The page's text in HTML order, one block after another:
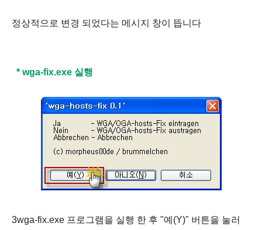
정상적으로 변경 되었다는 메시지 창이 뜹니다
* wga-fix.exe 실행
3wga-fix.exe 프로그램을 실행 한 후 "예(Y)" 버튼을 눌러